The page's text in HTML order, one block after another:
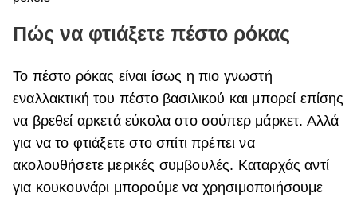
Πώς να φτιάξετε πέστο ρόκας
Το πέστο ρόκας είναι ίσως η πιο γνωστή
εναλλακτική του πέστο βασιλικού και μπορεί επίσης
να βρεθεί αρκετά εύκολα στο σούπερ μάρκετ. Αλλά
για να το φτιάξετε στο σπίτι πρέπει να
ακολουθήσετε μερικές συμβουλές. Καταρχάς αντί
για κουκουνάρι μπορούμε να χρησιμοποιήσουμε